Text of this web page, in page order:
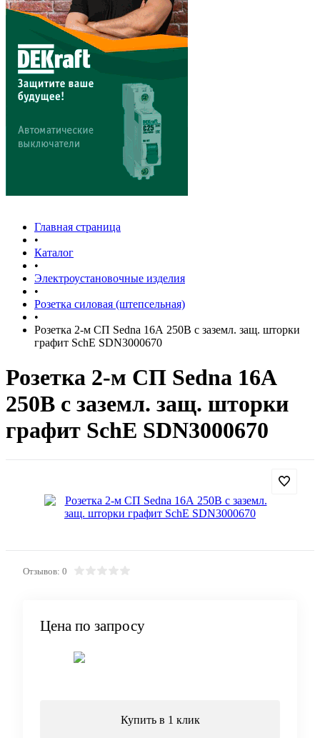
Главная страница
•
Каталог
•
Электроустановочные изделия
•
Розетка силовая (штепсельная)
•
Розетка 2-м СП Sedna 16А 250В с заземл. защ. шторки
графит SchE SDN3000670
Розетка 2-м СП Sedna 16А
250В с заземл. защ. шторки
графит SchE SDN3000670
Отзывов: 0
Цена по запросу
Купить в 1 клик